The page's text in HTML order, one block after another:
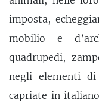
imposta,
mobilio e
quadrupedi,
neglielementi di
capriate in